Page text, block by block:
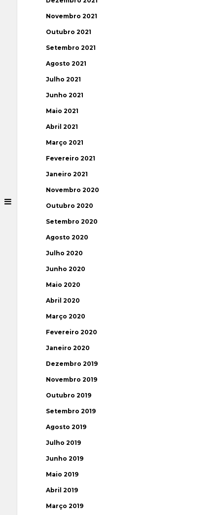
Novembro 2021
Outubro 2021
Setembro 2021
Agosto 2021
Julho 2021
Junho 2021
Maio 2021
Abril 2021
Março 2021
Fevereiro 2021
Janeiro 2021
Novembro 2020
Outubro 2020
Setembro 2020
Agosto 2020
Julho 2020
Junho 2020
Maio 2020
Abril 2020
Março 2020
Fevereiro 2020
Janeiro 2020
Dezembro 2019
Novembro 2019
Outubro 2019
Setembro 2019
Agosto 2019
Julho 2019
Junho 2019
Maio 2019
Abril 2019
Março 2019